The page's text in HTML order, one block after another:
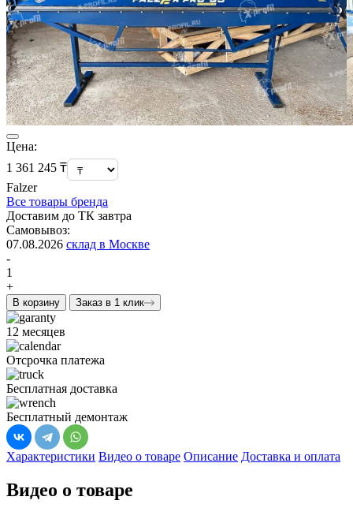
Цена:
1 361 245 ₸
Falzer
Все товары бренда
Доставим до ТК завтра
Самовывоз:
07.08.2026 склад в Москве
-
1
+
В корзину Заказ в 1 клик
12 месяцев
Отсрочка платежа
Бесплатная доставка
Бесплатный демонтаж
Характеристики Видео о товаре Описание Доставка и оплата
Видео о товаре